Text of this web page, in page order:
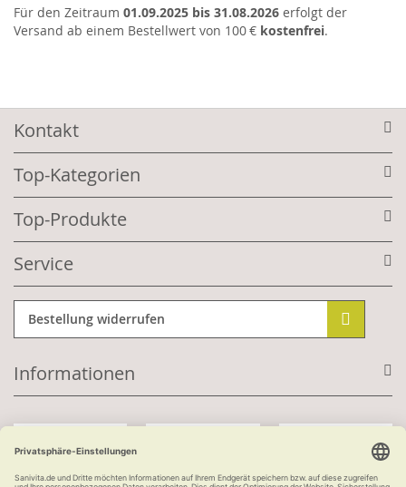
Für den Zeitraum 01.09.2025 bis 31.08.2026 erfolgt der
Versand ab einem Bestellwert von 100 € kostenfrei.
Kontakt
Top-Kategorien
Top-Produkte
Service
Bestellung widerrufen
Informationen